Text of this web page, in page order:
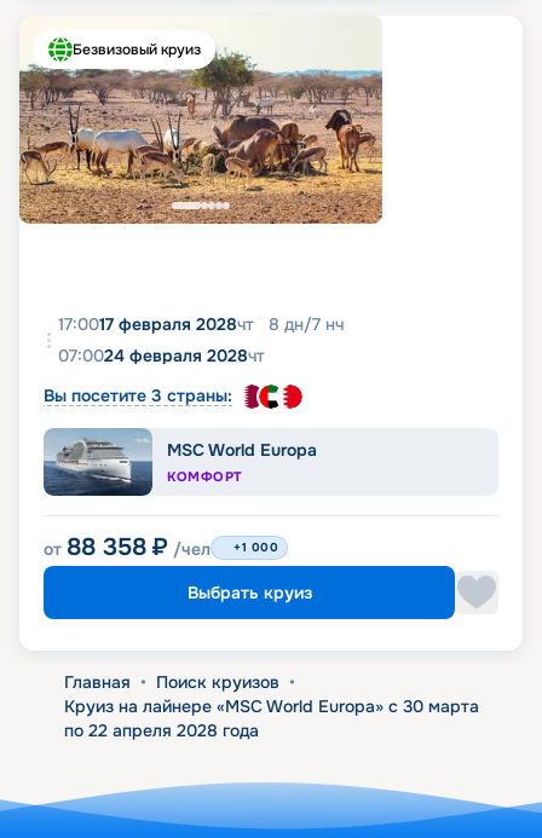
Безвизовый круиз
17:0017 февраля 2028чт 8 дн/7 нч
07:0024 февраля 2028чт
Вы посетите 3 страны:
MSC World Europa
КОМФОРТ
от 88 358 ₽ /чел +1 000
Выбрать круиз
Главная • Поиск круизов •
Круиз на лайнере «MSC World Europa» с 30 марта
по 22 апреля 2028 года